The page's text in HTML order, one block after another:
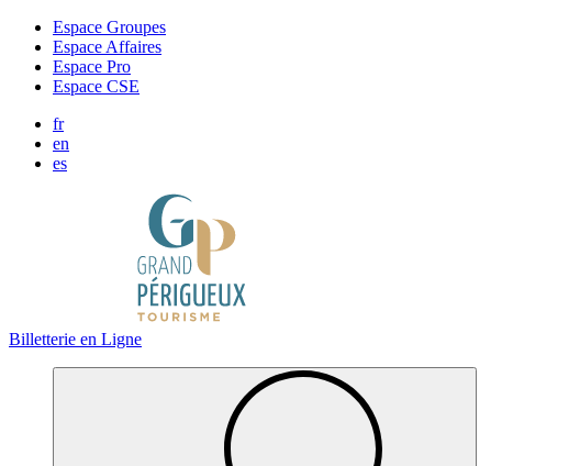
Espace Groupes
Espace Affaires
Espace Pro
Espace CSE
fr
en
es
Billetterie en Ligne